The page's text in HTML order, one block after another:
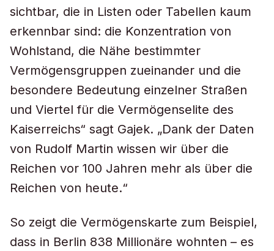
sichtbar, die in Listen oder Tabellen kaum
erkennbar sind: die Konzentration von
Wohlstand, die Nähe bestimmter
Vermögensgruppen zueinander und die
besondere Bedeutung einzelner Straßen
und Viertel für die Vermögenselite des
Kaiserreichs“ sagt Gajek. „Dank der Daten
von Rudolf Martin wissen wir über die
Reichen vor 100 Jahren mehr als über die
Reichen von heute.“
So zeigt die Vermögenskarte zum Beispiel,
dass in Berlin 838 Millionäre wohnten – es